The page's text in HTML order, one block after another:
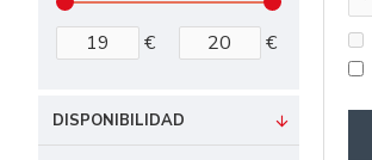
€ €
DISPONIBILIDAD